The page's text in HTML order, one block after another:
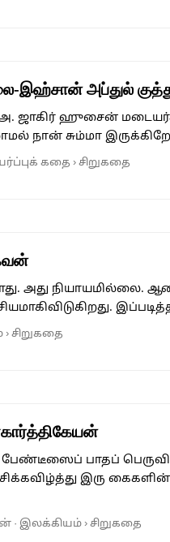
இஹ்சான் அப்துல்
அ. ஜாகிர் ஹுசைன்
நான் சும்மா
கதை ›சிறுகதை
அது நியாயமில்லை.
›சிறுகதை
பேண்டீஸைப் பாதப்
இரு கைகளின்
· இலக்கியம்›சிறுகதை